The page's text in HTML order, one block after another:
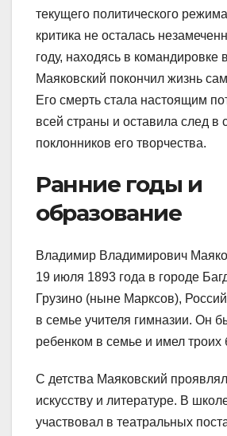
текущего политического
критика не осталась
году, находясь в командировке
Маяковский покончил жизнь
Его смерть стала настоящим
всей страны и оставила след в
поклонников его творчества.
Ранние годы и
образование
Владимир Владимирович
19 июля 1893 года в городе
Грузино (ныне Марксов),
в семье учителя гимназии. Он
ребенком в семье и имел троих
С детства Маяковский
искусству и литературе. В
участвовал в театральных